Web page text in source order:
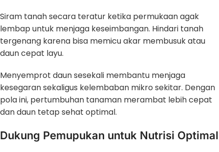
Siram tanah secara teratur ketika permukaan agak
lembap untuk menjaga keseimbangan. Hindari tanah
tergenang karena bisa memicu akar membusuk atau
daun cepat layu.
Menyemprot daun sesekali membantu menjaga
kesegaran sekaligus kelembaban mikro sekitar. Dengan
pola ini, pertumbuhan tanaman merambat lebih cepat
dan daun tetap sehat optimal.
Dukung Pemupukan untuk Nutrisi Optimal